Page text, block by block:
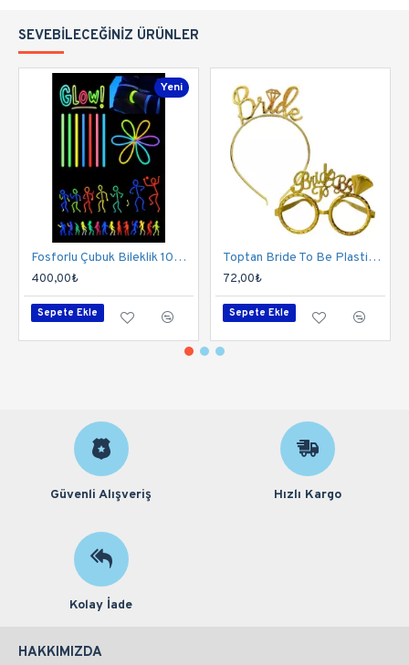
SEVEBILECEĞINIZ ÜRÜNLER
Yeni
Fosforlu Çubuk Bileklik 100 Adet | Parlayan Glow Stick Bileklik Seti
400,00₺
Sepete Ekle
Toptan Bride To Be Plastik Gözlük Taç Set Gold
72,00₺
Sepete Ekle
Güvenli Alışveriş Hızlı Kargo
Kolay İade
HAKKIMIZDA